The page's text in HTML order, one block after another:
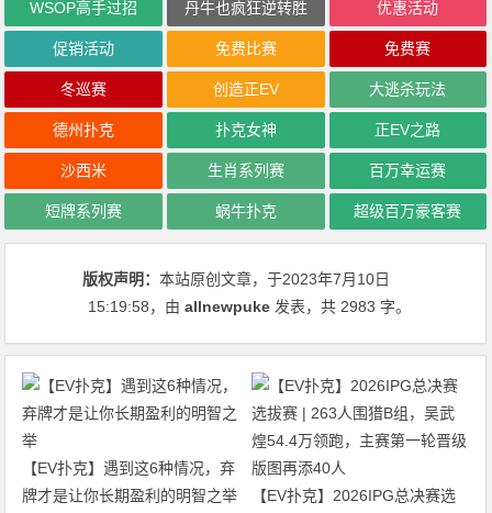
WSOP高手过招 丹牛也疯狂逆转胜 优惠活动
促销活动 免费比赛 免费赛
冬巡赛 创造正EV 大逃杀玩法
德州扑克 扑克女神 正EV之路
沙西米 生肖系列赛 百万幸运赛
短牌系列赛 蜗牛扑克 超级百万豪客赛
版权声明：本站原创文章，于2023年7月10日
15:19:58，由allnewpuke 发表，共 2983 字。
【EV扑克】遇到这6种情况，弃
牌才是让你长期盈利的明智之举
【EV扑克】2026IPG总决赛选